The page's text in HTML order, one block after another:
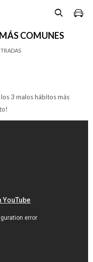
COMUNES
3 malos hábitos más